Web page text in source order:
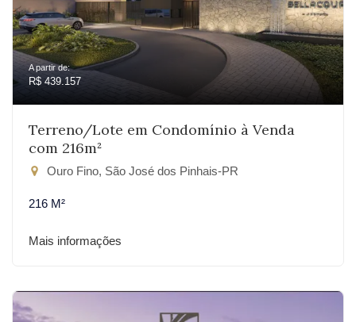
A partir de:
R$ 439.157
Terreno/Lote em Condomínio à Venda
com 216m²
Ouro Fino, São José dos Pinhais-PR
216 M²
Mais informações